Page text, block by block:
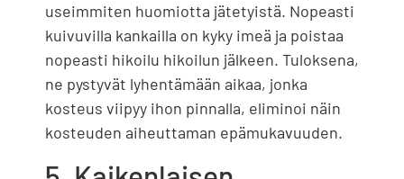
useimmiten huomiotta jätetyistä. Nopeasti
kuivuvilla kankailla on kyky imeä ja poistaa
nopeasti hikoilu hikoilun jälkeen. Tuloksena,
ne pystyvät lyhentämään aikaa, jonka
kosteus viipyy ihon pinnalla, eliminoi näin
kosteuden aiheuttaman epämukavuuden.